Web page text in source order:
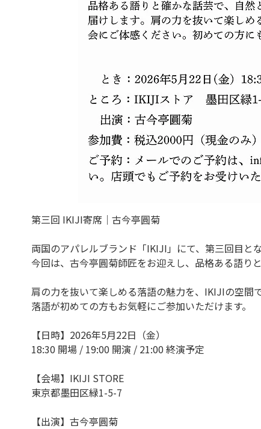
第三回 IKIJI寄席｜古今亭圓菊
両国のアパレルブランド「IKIJI」にて、第三回目と
今回は、古今亭圓菊師匠をお迎えし、品格ある語り
肩の力を抜いて楽しめる落語の魅力を、IKIJIの空間
落語が初めての方もお気軽にご参加いただけます。
【日時】2026年5月22日（金）
18:30 開場 / 19:00 開演 / 21:00 終演予定
【会場】IKIJI STORE
東京都墨田区緑1-5-7
【出演】古今亭圓菊